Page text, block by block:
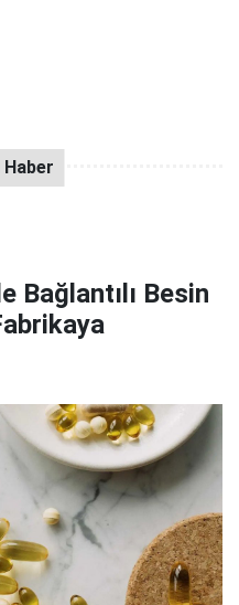
Bağlantılı Besin